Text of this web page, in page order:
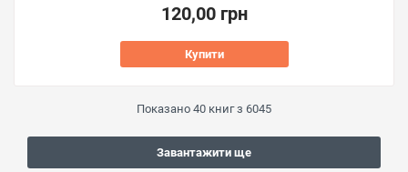
120,00 грн
Купити
Показано 40 книг з 6045
Завантажити ще